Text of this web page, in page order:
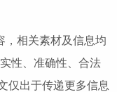
相关素材及信息均
性、准确性、合法
仅出于传递更多信息